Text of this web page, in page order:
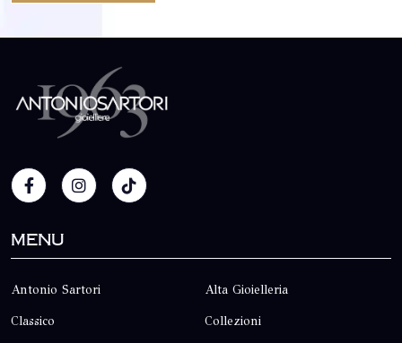
Menu
Antonio Sartori Alta Gioielleria
Classico Collezioni